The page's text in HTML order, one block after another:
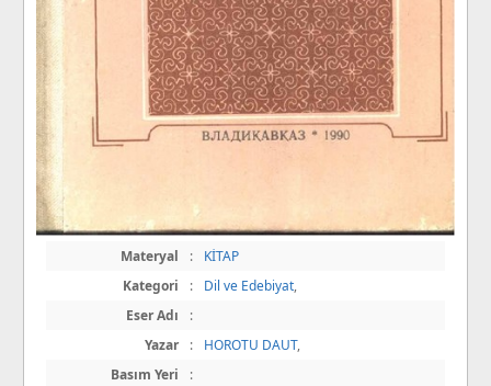
Materyal :
KİTAP
Kategori
: Dil ve Edebiyat,
Eser Adı
:
Yazar
: HOROTU DAUT,
Basım Yeri
: